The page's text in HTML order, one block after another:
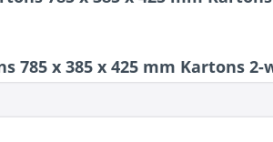
x 385 x 425 mm Kartons